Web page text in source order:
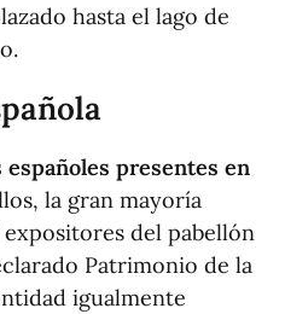
hasta el lago de
presentes en
la gran mayoría
del pabellón
Patrimonio de la
igualmente